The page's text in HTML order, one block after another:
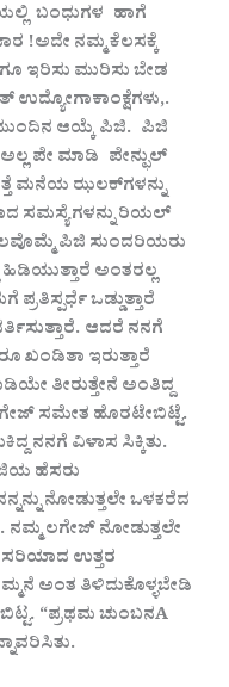
ಬಂಧುಗಳ ಹಾಗೆ
!ಅದೇ ನಮ್ಮಕೆಲಸಕ್ಕೆ
ಇರಿಸು ಮುರಿಸುಬೇಡ
ಉದ್ಯೋಗಾಕಾಂಕ್ಷೆಗಳು,.
ಆಯ್ಕೆಪಿಜಿ. ಪಿಜಿ
ಅಲ್ಲಪೇ ಮಾಡಿ ಪೇನ್ಫುಲ್
ಮನೆಯ ಝಲಕ್‌ಗಳನ್ನು
ಸಮಸ್ಯೆಗಳನ್ನುರಿಯಲ್
ಪಿಜಿ ಸುಂದರಿಯರು
ಹಿಡಿಯುತ್ತಾರೆ ಅಂತರಲ್ಲ
ಪ್ರತಿಸ್ಪರ್ಧೆಒಡ್ಡುತ್ತಾರೆ
ಆದರೆ ನನಗೆ
ಖಂಡಿತಾ ಇರುತ್ತಾರೆ
ತೀರುತ್ತೇನೆ ಅಂತಿದ್ದ
ಸಮೇತ ಹೊರಟೇಬಿಟ್ಟೆ.
ನನಗೆ ವಿಳಾಸ ಸಿಕ್ಕಿತು.
ಹೆಸರು
ನೋಡುತ್ತಲೇಒಳಕರೆದ
ನಮ್ಮಲಗೇಜ್ನೋಡುತ್ತಲೇ
ಸರಿಯಾದ ಉತ್ತರ
ಅಂತ ತಿಳಿದುಕೊಳ್ಳಬೇಡಿ
“ಪ್ರಥಮಚುಂಬನA